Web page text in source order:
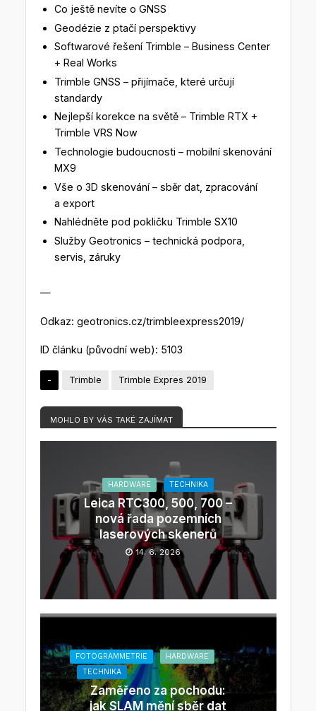
Co ještě nevíte o GNSS
Geodézie z ptačí perspektivy
Softwarové řešení Trimble – Business Center
+ Real Works
Trimble GNSS – přijímače, které určují
standardy
Nejlepší korekce na světě – Trimble RTX +
Trimble VRS Now
Technologie budoucnosti – mobilní skenování
MX9
Vše o 3D skenování – sběr dat, zpracování
a export
Nahlédněte pod pokličku Trimble SX10
Služby Geotronics – technická podpora,
servis, záruky
—
Odkaz: geotronics.cz/trimbleexpress2019/
ID článku (původní web): 5103
- Trimble Trimble Expres 2019
MOHLO BY VÁS TAKÉ ZAJÍMAT
HARDWARE TECHNIKA
Leica RTC300, 500, 700 –
nová řada pozemních
laserových skenerů
14. 6. 2026
FOTOGRAMMETRIE
HARDWARE
TECHNIKA
Zaměřeno za pochodu:
jak SLAM mění sběr dat